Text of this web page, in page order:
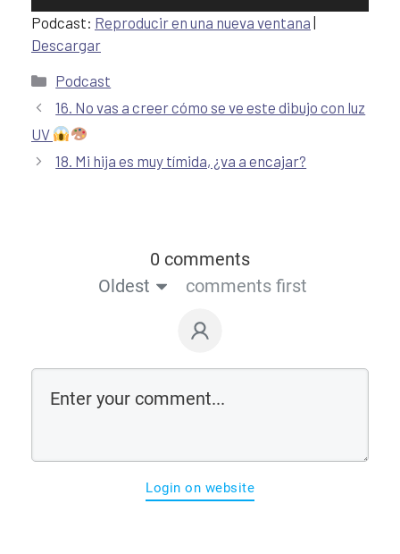
de
audio
Podcast: Reproducir en una nueva ventana |
Descargar
Podcast
16. No vas a creer cómo se ve este dibujo con luz
UV
18. Mi hija es muy tímida, ¿va a encajar?
0 comments
Oldest
comments first
Login on website